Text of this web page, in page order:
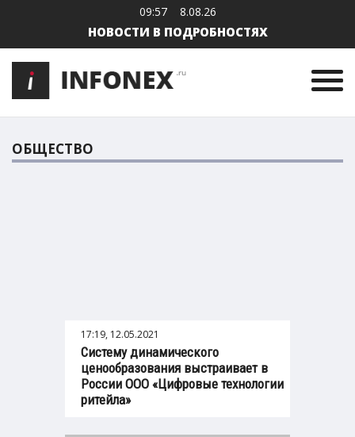
09:57 8.08.26
НОВОСТИ В ПОДРОБНОСТЯХ
ОБЩЕСТВО
17:19, 12.05.2021
Систему динамического
ценообразования выстраивает в
России ООО «Цифровые технологии
ритейла»